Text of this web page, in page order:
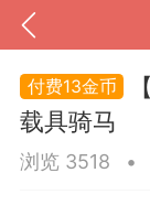
13金币
载具骑马
浏览 3518 •